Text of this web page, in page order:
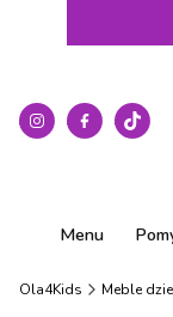
Menu
Ola4Kids Meble